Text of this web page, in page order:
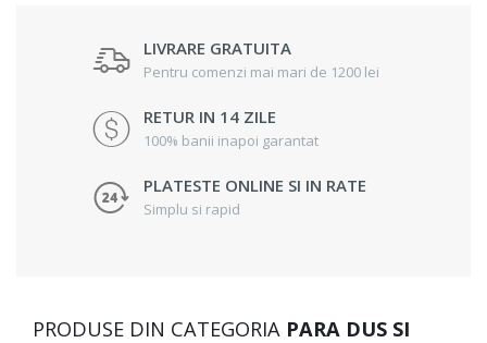
LIVRARE GRATUITA
Pentru comenzi mai mari de 1200 lei
RETUR IN 14 ZILE
100% banii inapoi garantat
PLATESTE ONLINE SI IN RATE
Simplu si rapid
PRODUSE DIN CATEGORIA PARA DUS SI